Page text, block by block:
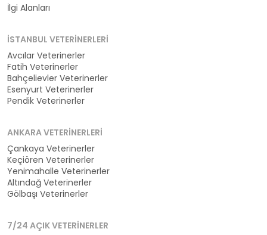
İlgi Alanları
İSTANBUL VETERINERLERI
Avcılar Veterinerler
Fatih Veterinerler
Bahçelievler Veterinerler
Esenyurt Veterinerler
Pendik Veterinerler
ANKARA VETERINERLERI
Çankaya Veterinerler
Keçiören Veterinerler
Yenimahalle Veterinerler
Altındağ Veterinerler
Gölbaşı Veterinerler
7/24 AÇIK VETERINERLER